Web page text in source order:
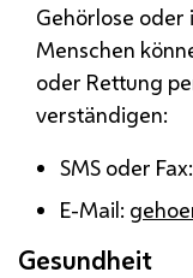
Gehörlose oder
Menschen
oder Rettung
verständigen:
SMS oder Fax:
E-Mail:
Gesundheit